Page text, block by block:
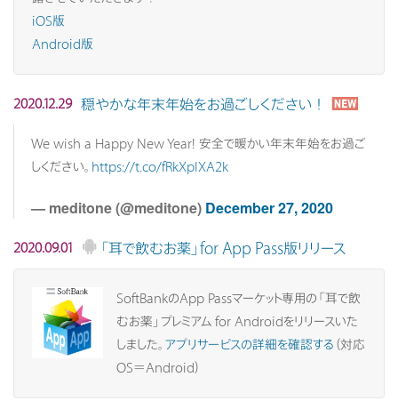
iOS版
Android版
2020.12.29 穏やかな年末年始をお過ごしください！
We wish a Happy New Year! 安全で暖かい年末年始をお過ご
しください。 https://t.co/fRkXplXA2k
— meditone (@meditone) December 27, 2020
2020.09.01 「耳で飲むお薬」for App Pass版リリース
SoftBankのApp Passマーケット専用の「耳で飲
むお薬」プレミアム for Androidをリリースいた
しました。 アプリサービスの詳細を確認する （対応
OS＝Android）